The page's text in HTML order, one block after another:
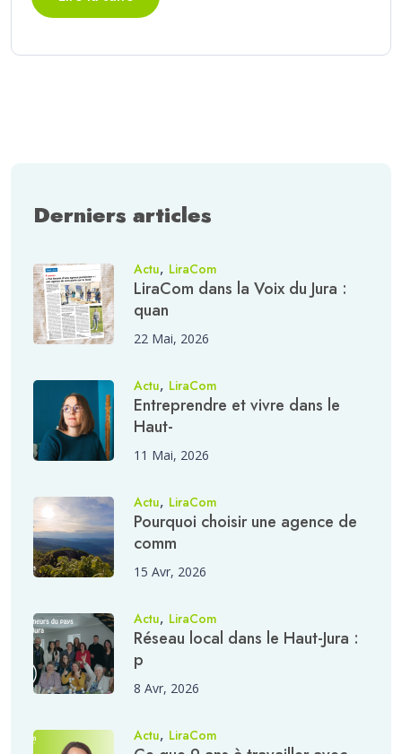
Derniers articles
Actu, LiraCom
LiraCom dans la Voix du Jura :
quan
22 Mai, 2026
Actu, LiraCom
Entreprendre et vivre dans le
Haut-
11 Mai, 2026
Actu, LiraCom
Pourquoi choisir une agence de
comm
15 Avr, 2026
Actu, LiraCom
Réseau local dans le Haut-Jura :
p
8 Avr, 2026
Actu, LiraCom